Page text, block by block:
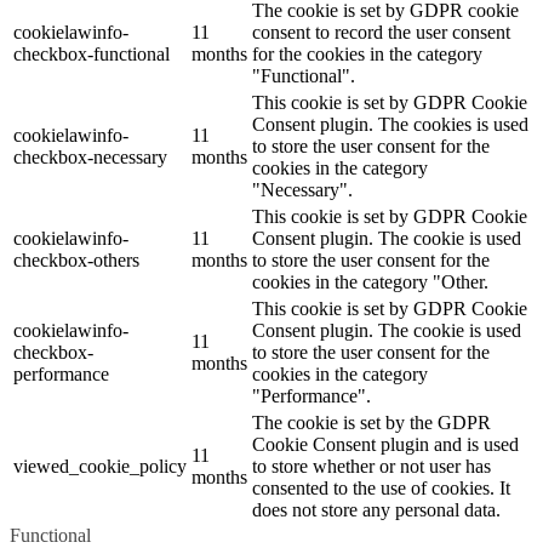
cookielawinfo-
checkbox-functional
11
months
The cookie is set by GDPR cookie
consent to record the user consent
for the cookies in the category
"Functional".
cookielawinfo-
checkbox-necessary
11
months
This cookie is set by GDPR Cookie
Consent plugin. The cookies is used
to store the user consent for the
cookies in the category
"Necessary".
cookielawinfo-
checkbox-others
11
months
This cookie is set by GDPR Cookie
Consent plugin. The cookie is used
to store the user consent for the
cookies in the category "Other.
cookielawinfo-
checkbox-
performance
11
months
This cookie is set by GDPR Cookie
Consent plugin. The cookie is used
to store the user consent for the
cookies in the category
"Performance".
viewed_cookie_policy
11
months
The cookie is set by the GDPR
Cookie Consent plugin and is used
to store whether or not user has
consented to the use of cookies. It
does not store any personal data.
Functional